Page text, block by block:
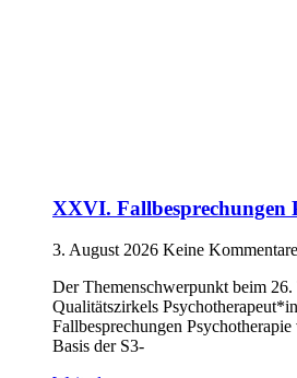
XXVI. Fallbesprechungen
3. August 2026 Keine Kommentare
Der Themenschwerpunkt beim 26.
Qualitätszirkels
Fallbesprechungen
Basis der S3-